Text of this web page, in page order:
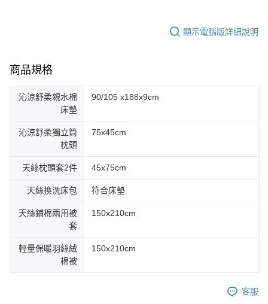
顯示電腦版詳細說明
商品規格
沁涼舒柔親水棉
床墊
90/105 x188x9cm
沁涼舒柔獨立筒
枕頭
75x45cm
天絲枕頭套2件 45x75cm
天絲換洗床包 符合床墊
天絲鋪棉兩用被
套
150x210cm
輕量保暖羽絲絨
棉被
150x210cm
客服